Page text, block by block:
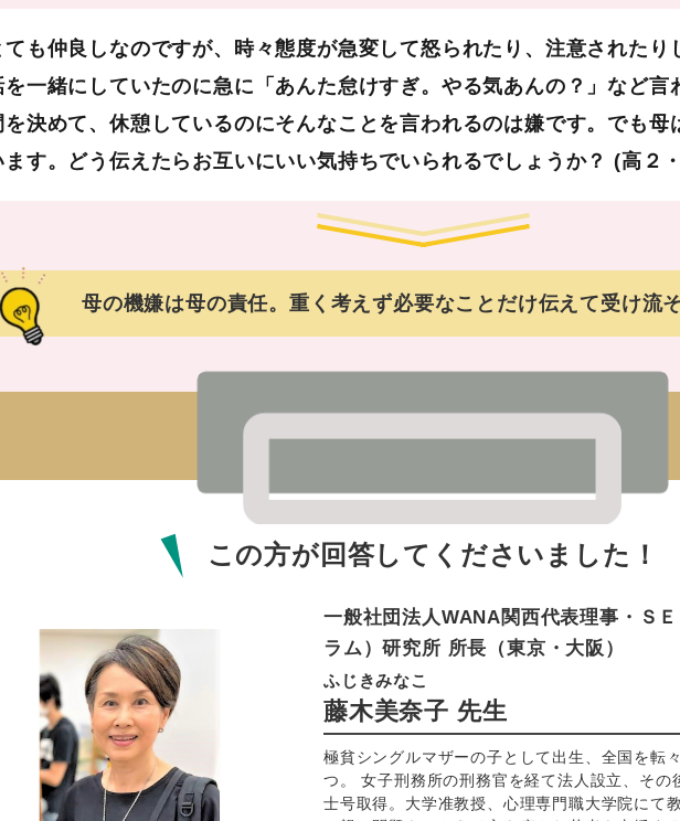
も仲良しなのですが、時々態度が急変して怒られたり、注意されたり
を一緒にしていたのに急に「あんた怠けすぎ。やる気あんの？」など言
を決めて、休憩しているのにそんなことを言われるのは嫌です。でも母
す。どう伝えたらお互いにいい気持ちでいられるでしょうか？ (高２
母の機嫌は母の責任。重く考えず必要なことだけ伝えて受け流
この方が回答してくださいました！
一般社団法人WANA関西代表理事・Ｓ
ラム）研究所 所長（東京・大阪）
ふじきみなこ
藤木美奈子 先生
極貧シングルマザーの子として出生、全国を転
つ。 女子刑務所の刑務官を経て法人設立、その
士号取得。大学准教授、心理専門職大学院にて